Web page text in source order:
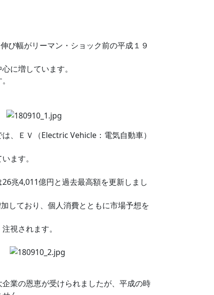
び幅がリーマン・ショック前の平成１９
に増しています。
、ＥＶ（Electric Vehicle：電気自動車）
ます。
兆4,011億円と過去最高額を更新しまし
しており、個人消費とともに市場予想を
視されます。
業の恩恵が受けられましたが、平成の時